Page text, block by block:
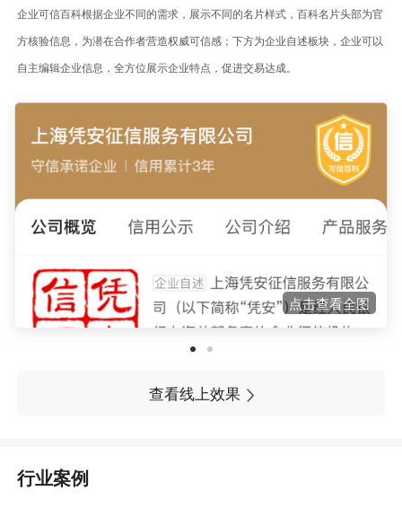
企业可信百科根据企业不同的需求，展示不同的名片样式，百科名片头部为官
方核验信息，为潜在合作者营造权威可信感；下方为企业自述板块，企业可以
自主编辑企业信息，全方位展示企业特点，促进交易达成。
点击查看全图
查看线上效果
行业案例